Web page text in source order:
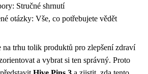
Stručné shrnutí
otázky: Vše, co potřebujete vědět
trhu tolik produktů pro zlepšení zdraví
a vybrat si ten správný. Proto